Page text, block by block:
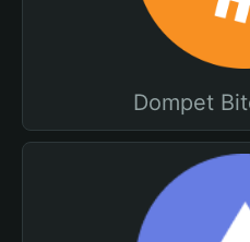
Dompet